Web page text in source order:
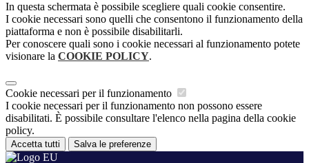
In questa schermata è possibile scegliere quali cookie consentire.
I cookie necessari sono quelli che consentono il funzionamento della
piattaforma e non è possibile disabilitarli.
Per conoscere quali sono i cookie necessari al funzionamento potete
visionare la COOKIE POLICY.
Cookie necessari per il funzionamento
I cookie necessari per il funzionamento non possono essere
disabilitati. È possibile consultare l'elenco nella pagina della cookie
policy.
Accetta tutti Salva le preferenze